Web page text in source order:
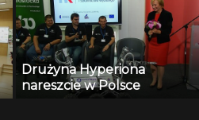
Drużyna Hyperiona
nareszcie w Polsce